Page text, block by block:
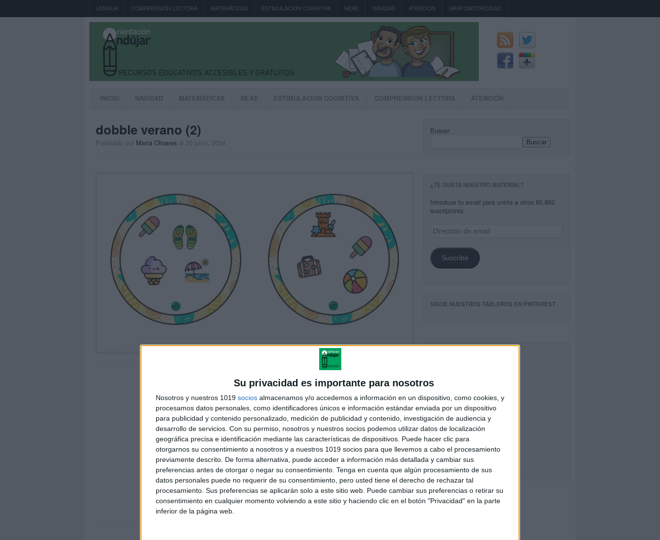
Su privacidad es importante para nosotros
Nosotros y nuestros 1019 socios almacenamos y/o accedemos a información en un dispositivo, como cookies, y
procesamos datos personales, como identificadores únicos e información estándar enviada por un dispositivo
para publicidad y contenido personalizado, medición de publicidad y contenido, investigación de audiencia y
desarrollo de servicios. Con su permiso, nosotros y nuestros socios podemos utilizar datos de localización
geográfica precisa e identificación mediante las características de dispositivos. Puede hacer clic para
otorgarnos su consentimiento a nosotros y a nuestros 1019 socios para que llevemos a cabo el procesamiento
previamente descrito. De forma alternativa, puede acceder a información más detallada y cambiar sus
preferencias antes de otorgar o negar su consentimiento. Tenga en cuenta que algún procesamiento de sus
datos personales puede no requerir de su consentimiento, pero usted tiene el derecho de rechazar tal
procesamiento. Sus preferencias se aplicarán solo a este sitio web. Puede cambiar sus preferencias o retirar su
consentimiento en cualquier momento volviendo a este sitio y haciendo clic en el botón "Privacidad" en la parte
inferior de la página web.
LENGUA COMPRENSIÓN LECTORA MATEMÁTICAS ESTIMULACION COGNITIVA NEAE NAVIDAD ATENCIÓN GRAFOMOTRICIDAD
INICIO NAVIDAD MATEMÁTICAS NEAE ESTIMULACION COGNITIVA COMPRENSIÓN LECTORA ATENCIÓN
dobble verano (2)
Publicado por María Olivares el 20 junio, 2024
Buscar
Buscar
¿TE GUSTA NUESTRO MATERIAL?
Introduce tu email para unirte a otros 80.862
suscriptores.
Dirección
de
Suscribir
SIGUE NUESTROS TABLEROS EN PINTEREST